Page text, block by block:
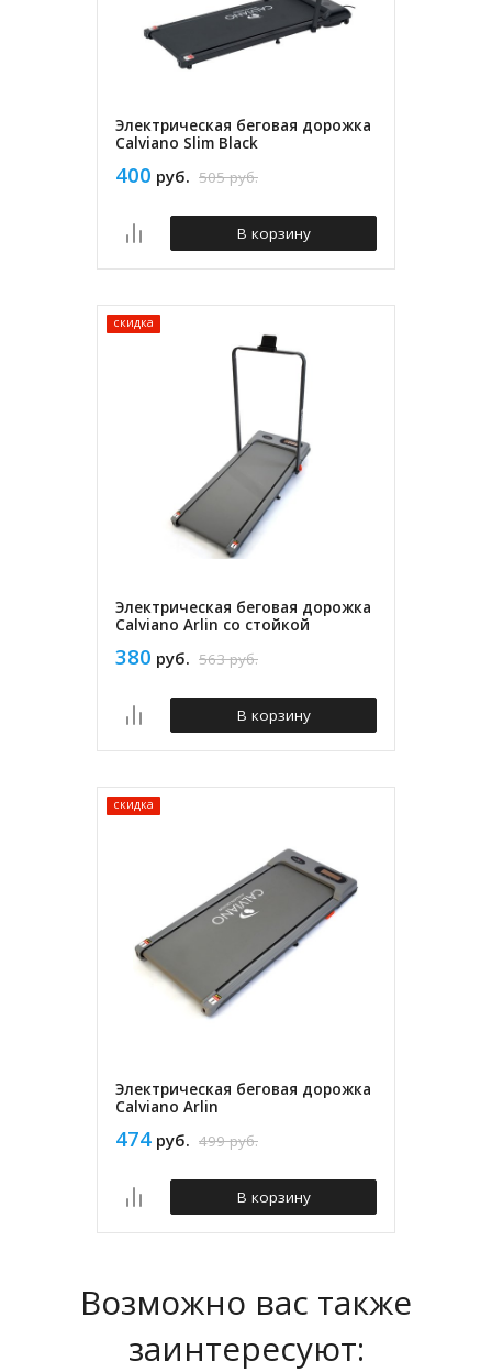
Электрическая беговая дорожка
Calviano Slim Black
400 руб. 505руб.
В корзину
скидка
Электрическая беговая дорожка
Calviano Arlin со стойкой
380 руб. 563руб.
В корзину
скидка
Электрическая беговая дорожка
Calviano Arlin
474 руб. 499руб.
В корзину
Возможно вас также
заинтересуют: